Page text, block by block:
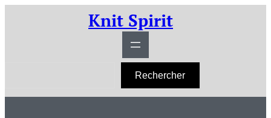
Knit Spirit
h
Rechercher